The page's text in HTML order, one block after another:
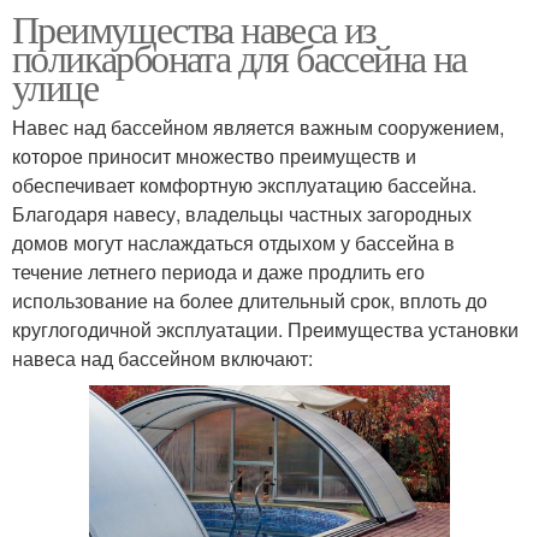
Преимущества навеса из
поликарбоната для бассейна на
улице
Навес над бассейном является важным сооружением,
которое приносит множество преимуществ и
обеспечивает комфортную эксплуатацию бассейна.
Благодаря навесу, владельцы частных загородных
домов могут наслаждаться отдыхом у бассейна в
течение летнего периода и даже продлить его
использование на более длительный срок, вплоть до
круглогодичной эксплуатации. Преимущества установки
навеса над бассейном включают: